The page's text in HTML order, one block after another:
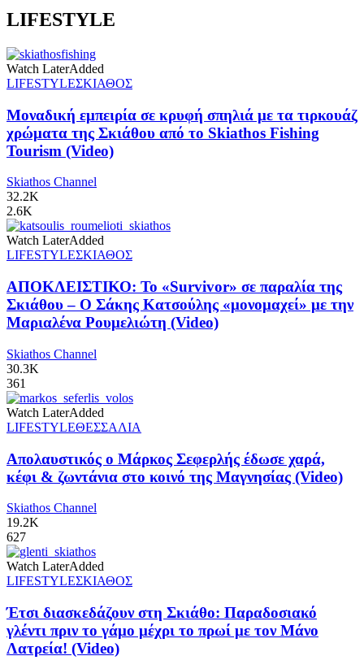
LIFESTYLE
Watch LaterAdded
LIFESTYLEΣΚΙΑΘΟΣ
Μοναδική εμπειρία σε κρυφή σπηλιά με τα τιρκουάζ
χρώματα της Σκιάθου από το Skiathos Fishing
Tourism (Video)
Skiathos Channel
32.2K
2.6K
Watch LaterAdded
LIFESTYLEΣΚΙΑΘΟΣ
ΑΠΟΚΛΕΙΣΤΙΚΟ: Το «Survivor» σε παραλία της
Σκιάθου – Ο Σάκης Κατσούλης «μονομαχεί» με την
Μαριαλένα Ρουμελιώτη (Video)
Skiathos Channel
30.3K
361
Watch LaterAdded
LIFESTYLEΘΕΣΣΑΛΙΑ
Απολαυστικός ο Μάρκος Σεφερλής έδωσε χαρά,
κέφι & ζωντάνια στο κοινό της Μαγνησίας (Video)
Skiathos Channel
19.2K
627
Watch LaterAdded
LIFESTYLEΣΚΙΑΘΟΣ
Έτσι διασκεδάζουν στη Σκιάθο: Παραδοσιακό
γλέντι πριν το γάμο μέχρι το πρωί με τον Μάνο
Λατρεία! (Video)